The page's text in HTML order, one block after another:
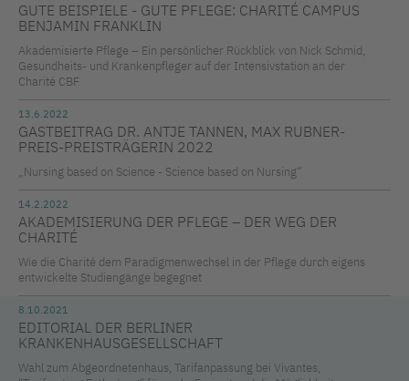
GUTE BEISPIELE - GUTE PFLEGE: CHARITÉ CAMPUS
BENJAMIN FRANKLIN
Akademisierte Pflege – Ein persönlicher Rückblick von Nick Schmid,
Gesundheits- und Krankenpfleger auf der Intensivstation an der
Charité CBF
13.6.2022
GASTBEITRAG DR. ANTJE TANNEN, MAX RUBNER-
PREIS-PREISTRÄGERIN 2022
„Nursing based on Science - Science based on Nursing“
14.2.2022
AKADEMISIERUNG DER PFLEGE – DER WEG DER
CHARITÉ
Wie die Charité dem Paradigmenwechsel in der Pflege durch eigens
entwickelte Studiengänge begegnet
8.10.2021
EDITORIAL DER BERLINER
KRANKENHAUSGESELLSCHAFT
Wahl zum Abgeordnetenhaus, Tarifanpassung bei Vivantes,